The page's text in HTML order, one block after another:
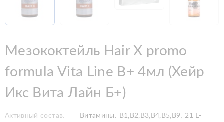
Мезококтейль Hair X promo
formula Vita Line B+ 4мл (Хейр
Икс Вита Лайн Б+)
Активный состав:
Витамины: В1,В2,В3,В4,В5,В9; 21 L-